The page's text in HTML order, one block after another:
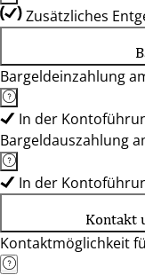
Zusätzliches
Bargeldeinzahlung
In der
Bargeldauszahlung
In der
Kontakt
Kontaktmöglichkeit